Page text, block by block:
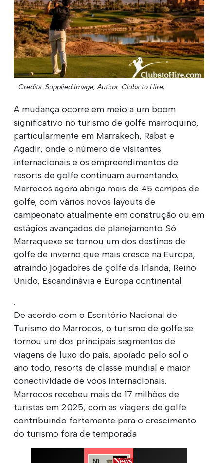
Credits: Supplied Image; Author: Clubs to Hire;
A mudança ocorre em meio a um boom
significativo no turismo de golfe marroquino,
particularmente em Marrakech, Rabat e
Agadir, onde o número de visitantes
internacionais e os empreendimentos de
resorts de golfe continuam aumentando.
Marrocos agora abriga mais de 45 campos de
golfe, com vários novos layouts de
campeonato atualmente em construção ou em
estágios avançados de planejamento. Só
Marraquexe se tornou um dos destinos de
golfe de inverno que mais cresce na Europa,
atraindo jogadores de golfe da Irlanda, Reino
Unido, Escandinávia e Europa continental
.
De acordo com o Escritório Nacional de
Turismo do Marrocos, o turismo de golfe se
tornou um dos principais segmentos de
viagens de luxo do país, apoiado pelo sol o
ano todo, resorts de classe mundial e maior
conectividade de voos internacionais.
Marrocos recebeu mais de 17 milhões de
turistas em 2025, com as viagens de golfe
contribuindo fortemente para o crescimento
do turismo fora de temporada